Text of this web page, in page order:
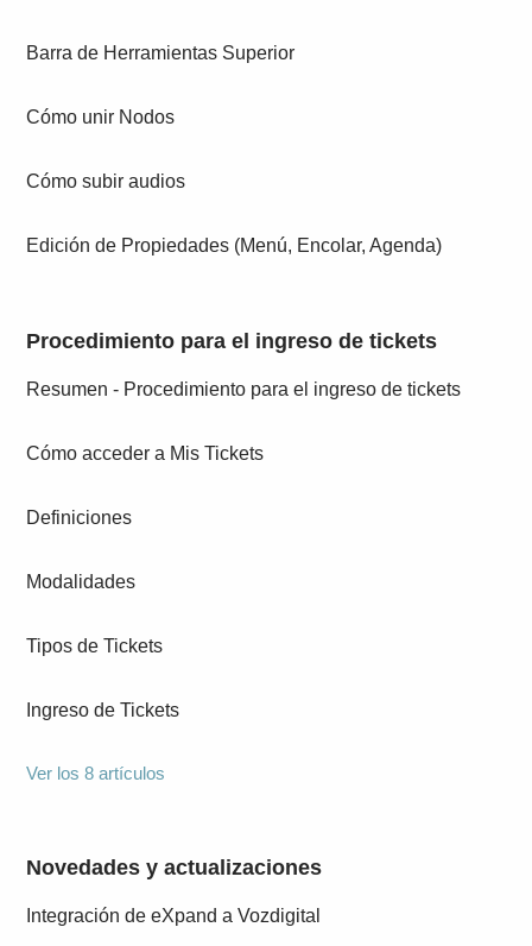
Barra de Herramientas Superior
Cómo unir Nodos
Cómo subir audios
Edición de Propiedades (Menú, Encolar, Agenda)
Procedimiento para el ingreso de tickets
Resumen - Procedimiento para el ingreso de tickets
Cómo acceder a Mis Tickets
Definiciones
Modalidades
Tipos de Tickets
Ingreso de Tickets
Ver los 8 artículos
Novedades y actualizaciones
Integración de eXpand a Vozdigital